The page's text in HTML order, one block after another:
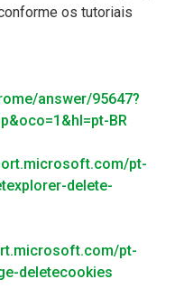
os tutoriais
answer/95647?
BR
pt-
delete-
pt-
deletecookies